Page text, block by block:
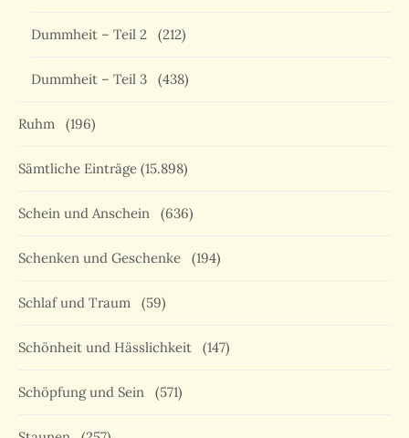
Dummheit – Teil 2 (212)
Dummheit – Teil 3 (438)
Ruhm (196)
Sämtliche Einträge (15.898)
Schein und Anschein (636)
Schenken und Geschenke (194)
Schlaf und Traum (59)
Schönheit und Hässlichkeit (147)
Schöpfung und Sein (571)